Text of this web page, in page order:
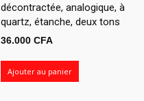
décontractée, analogique, à
quartz, étanche, deux tons
36.000 CFA
Ajouter au panier